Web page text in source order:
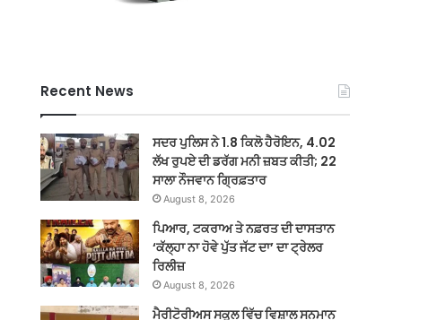
Recent News
ਸਦਰ ਪੁਲਿਸ ਨੇ 1.8 ਕਿਲੋ ਹੈਰੋਇਨ, 4.02
ਲੱਖ ਰੁਪਏ ਦੀ ਡਰੱਗ ਮਨੀ ਜ਼ਬਤ ਕੀਤੀ; 22
ਸਾਲਾ ਨੌਜਵਾਨ ਗ੍ਰਿਫ਼ਤਾਰ
August 8, 2026
ਪਿਆਰ, ਟਕਰਾਅ ਤੇ ਨਫ਼ਰਤ ਦੀ ਦਾਸਤਾਨ
‘ਕੱਲ੍ਹਾ ਨਾ ਹੋਵੇ ਪੁੱਤ ਜੱਟ ਦਾ’ ਦਾ ਟ੍ਰੇਲਰ
ਰਿਲੀਜ਼
August 8, 2026
ਮੈਰੀਟੋਰੀਅਸ ਸਕੂਲ ਵਿੱਚ ਵਿਸ਼ਾਲ ਸਨਮਾਨ